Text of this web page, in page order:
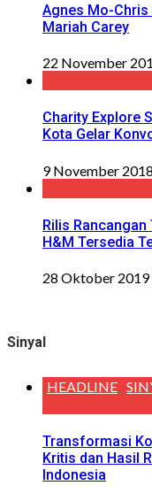
Agnes Mo-
Mariah Carey
22 November
Charity Explore
Kota Gelar
9 November
Rilis
H&M Tersedia
28 Oktober 2019
Sinyal
HEADLINE
Transformasi
Kritis dan Hasil
Indonesia